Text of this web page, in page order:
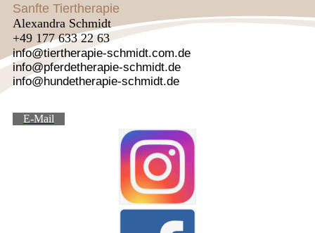
Sanfte Tiertherapie
Alexandra Schmidt
+49 177 633 22 63
info@tiertherapie-schmidt.com.de
info@pferdetherapie-schmidt.de
info@hundetherapie-schmidt.de
E-Mail